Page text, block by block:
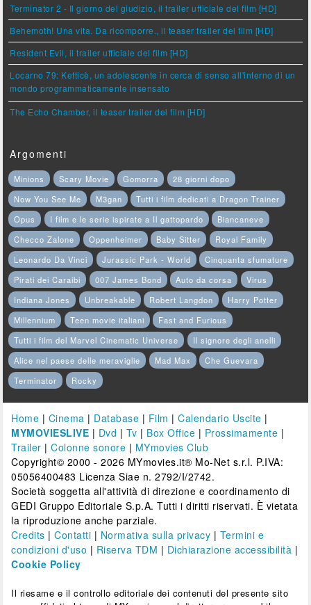
Terminator 2 - Il giorno del giudizio, il trailer ufficiale del film [HD]
Behemoth! Una vita. Da ricomporre., il teaser trailer del film [HD]
Resident Evil, il trailer ufficiale del film [HD]
Locarno 79: Ketticè, un adolescente in cerca di senso all'interno di un
mondo programmaticamente insensato
The Echo Chamber, il teaser trailer del film [HD]
Argomenti
Minions Scary Movie Gomorra
28 giorni dopo
Now You See Me
M3gan
Tutti i film dedicati a Dragon Trainer
Opus
I film e le serie ispirate a Il gattopardo
Biancaneve
Checco Zalone
Oppenheimer Baby Sitter
Royal Family
Leonardo Da Vinci
Jurassic Park - World
Cinquanta sfumature
Pirati dei Caraibi
007 James Bond Auto da corsa
Virus
Indiana Jones
Unbreakable Robert Langdon
Harry Potter
Millennium
Teen movie italiani
Fast and Furious
Tutti i film del Marvel Cinematic Universe
Il signore degli anelli
Alice nel paese delle meraviglie
Mad Max
Che Guevara
Terminator
Rocky
Home | Cinema | Database | Film |Calendario Uscite |
MYMOVIESLIVE | Dvd | Tv | Box Office | Prossimamente |
Trailer |Colonne sonore | MYmovies Club
Copyright© 2000 - 2026 MYmovies.it® Mo-Net s.r.l. P.IVA:
05056400483 Licenza Siae n. 2792/I/2742.
Società soggetta all'attività di direzione e coordinamento di
GEDI Gruppo Editoriale S.p.A. Tutti i diritti riservati. È vietata
la riproduzione anche parziale.
Credits |Contatti | Normativa sulla privacy | Termini e
condizioni d'uso | Riserva TDM | Dichiarazione accessibilità |
Cookie Policy
Il riesame e il controllo editoriale dei contenuti del presente sito